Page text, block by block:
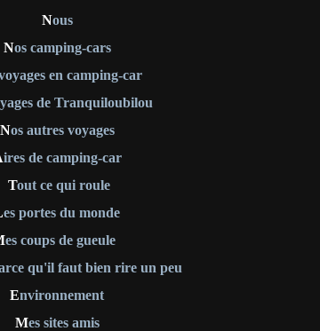
Nous
Nos camping-cars
en camping-car
de Tranquiloubilou
Nos autres voyages
ires de camping-car
Tout ce qui roule
es portes du monde
es coups de gueule
qu'il faut bien rire un peu
Environnement
Mes sites amis